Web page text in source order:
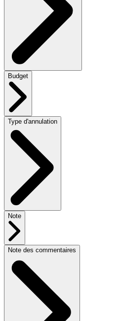
Budget
Type d'annulation
Note
Note des commentaires